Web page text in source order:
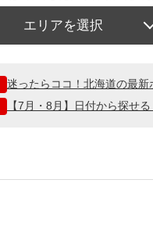
エリアを選択
迷ったらココ！北海道の最
【7月・8月】日付から探せ